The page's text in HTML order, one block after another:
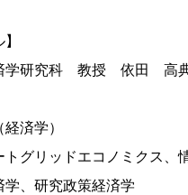
学研究科 教授 依田 高
学）
グリッドエコノミクス、
、研究政策経済学